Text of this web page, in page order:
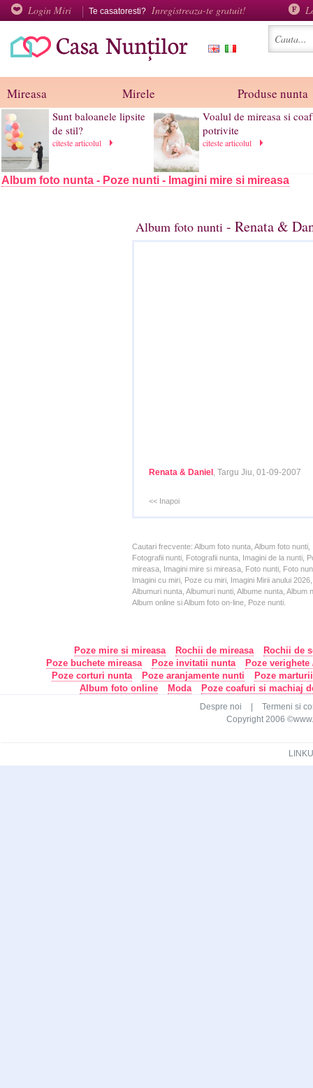
Login Miri Te casatoresti? Inregistreaza-te gratuit!
Mireasa Mirele Produse nunta
Sunt baloanele lipsite
de stil?
citeste articolul
Voalul de mireasa si
potrivite
citeste articolul
Album foto nunta - Poze nunti - Imagini mire si mireasa
Album foto nunti - Renata &
Renata & Daniel , Targu Jiu, 01-09-2007
<< Inapoi
Cautari frecvente: Album foto nunta, Album foto
Fotografii nunti, Fotografii nunta, Imagini de la nunti,
mireasa, Imagini mire si mireasa, Foto nunti, Foto
Imagini cu miri, Poze cu miri, Imagini Mirii anului
Albumuri nunta, Albumuri nunti, Albume nunta,
Album online si Album foto on-line, Poze nunti.
Poze mire si mireasa Rochii de mireasa
Rochii de
Poze buchete mireasa
Poze invitatii nunta
Poze
Poze corturi nunta
Poze aranjamente nunti
Poze
Album foto online
Moda Poze coafuri si machiaj
Despre noi
Termeni si
Copyright 2006